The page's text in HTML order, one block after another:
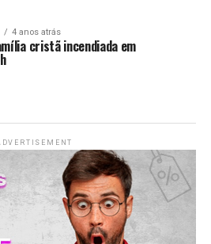
4 anos atrás
cristã incendiada em